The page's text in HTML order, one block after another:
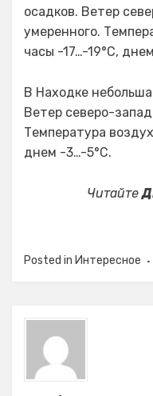
осадков. Ветер
умеренного.
часы -17…-19°C,
В Находке
Ветер северо-
Температура
днем -3…-5°C.
Читайте
Posted in Интересное